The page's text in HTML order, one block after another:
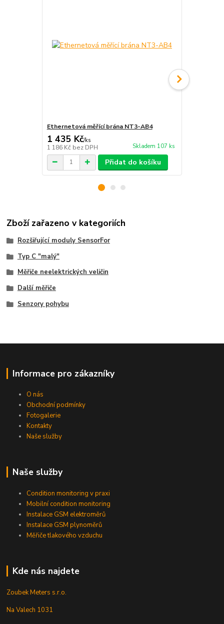
Ethernetová měřící brána NT3-AB4
1 435 Kč/ks
1 186 Kč bez DPH Skladem 107 ks
Přidat do košíku
Zboží zařazeno v kategoriích
Rozšiřující moduly SensorFor
Typ C "malý"
Měřiče neelektrických veličin
Další měřiče
Senzory pohybu
Informace pro zákazníky
O nás
Obchodní podmínky
Fotogalerie
Kontakty
Naše služby
Naše služby
Condition monitoring v praxi
Mobilní condition monitoring
Instalace GSM elektroměrů
Instalace GSM plynoměrů
Měřiče tlakového vzduchu
Kde nás najdete
Zoubek Meters s.r.o.
Na Valech 1031